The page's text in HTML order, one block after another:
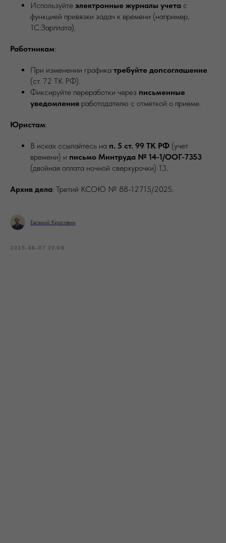
Используйте электронные журналы учета с
функцией привязки задач к времени (например,
1С:Зарплата).
Работникам:
При изменении графика требуйте допсоглашение
(ст. 72 ТК РФ).
Фиксируйте переработки через письменные
уведомления работодателю с отметкой о приеме.
Юристам:
В исках ссылайтесь на п. 5 ст. 99 ТК РФ (учет
времени) и письмо Минтруда № 14-1/ООГ-7353
(двойная оплата ночной сверхурочки) 13.
Архив дела: Третий КСОЮ № 88-12715/2025.
Евгений Красавин
2025-08-07 20:08